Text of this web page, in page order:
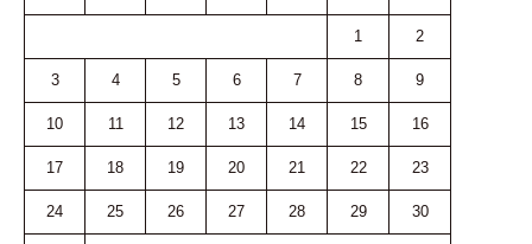
1 2
3 4 5 6 7 8 9
10 11 12 13 14 15 16
17 18 19 20 21 22 23
24 25 26 27 28 29 30